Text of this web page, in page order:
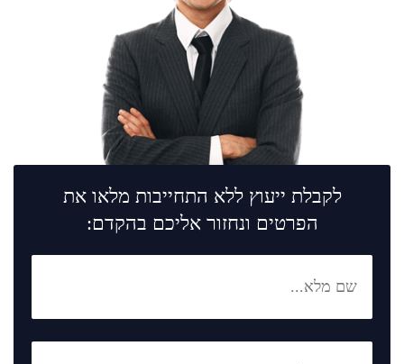
לקבלת ייעוץ ללא התחייבות מלאו את
הפרטים ונחזור אליכם בהקדם: